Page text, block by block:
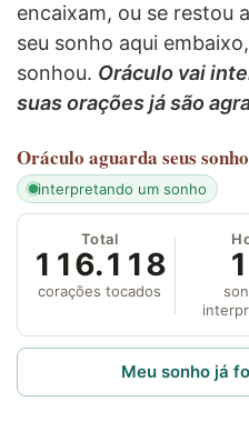
encaixam, ou se restou
seu sonho aqui
sonhou. Oráculo vai
suas orações já são
Oráculo aguarda seus
interpretando um sonho
Total
116.118
corações tocados
Meu sonho já